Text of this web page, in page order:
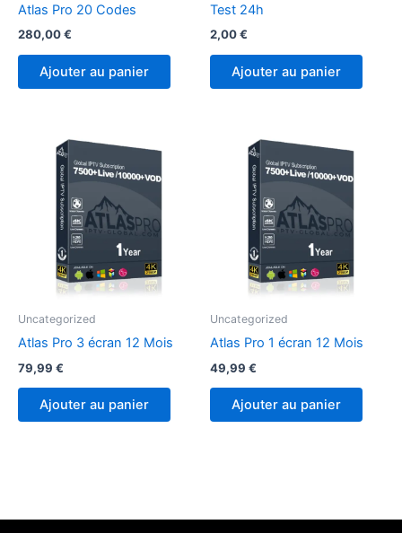
Atlas Pro 20 Codes
280,00€
Ajouter au panier
Test 24h
2,00€
Ajouter au panier
Uncategorized
Atlas Pro 3 écran 12 Mois
79,99 €
Ajouter au panier
Uncategorized
Atlas Pro 1 écran 12 Mois
49,99 €
Ajouter au panier